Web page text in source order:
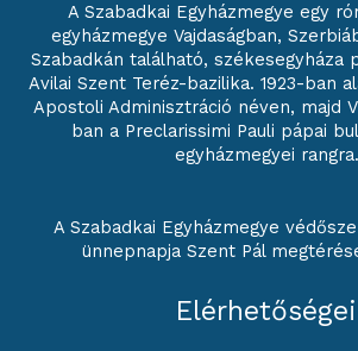
A Szabadkai Egyházmegye egy
egyházmegye Vajdaságban,
Szabadkán található, székesegyháza
Avilai Szent Teréz-bazilika. 1923-ban
Apostoli Adminisztráció néven, majd
ban a Preclarissimi Pauli pápai
egyházmegyei rangra.
A Szabadkai Egyházmegye
ünnepnapja Szent Pál
Elérhetőségei